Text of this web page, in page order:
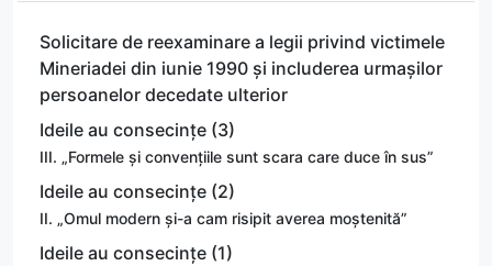
Solicitare de reexaminare a legii privind victimele
Mineriadei din iunie 1990 și includerea urmașilor
persoanelor decedate ulterior
Ideile au consecințe (3)
III. „Formele și convențiile sunt scara care duce în sus”
Ideile au consecințe (2)
II. „Omul modern și-a cam risipit averea moștenită”
Ideile au consecințe (1)